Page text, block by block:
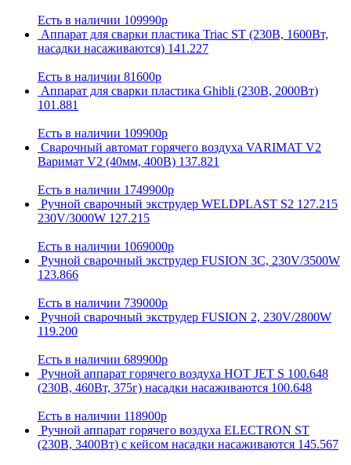
Есть в наличии 109990р
Аппарат для сварки пластика Triac ST (230В, 1600Вт,
насадки насаживаются) 141.227
Есть в наличии 81600р
Аппарат для сварки пластика Ghibli (230В, 2000Вт)
101.881
Есть в наличии 109900р
Сварочный автомат горячего воздуха VARIMAT V2
Варимат V2 (40мм, 400В) 137.821
Есть в наличии 1749900р
Ручной сварочный экструдер WELDPLAST S2 127.215
230V/3000W 127.215
Есть в наличии 1069000р
Ручной сварочный экструдер FUSION 3C, 230V/3500W
123.866
Есть в наличии 739000р
Ручной сварочный экструдер FUSION 2, 230V/2800W
119.200
Есть в наличии 689900р
Ручной аппарат горячего воздуха HOT JET S 100.648
(230В, 460Вт, 375г) насадки насаживаются 100.648
Есть в наличии 118900р
Ручной аппарат горячего воздуха ELECTRON ST
(230В, 3400Вт) с кейсом насадки насаживаются 145.567